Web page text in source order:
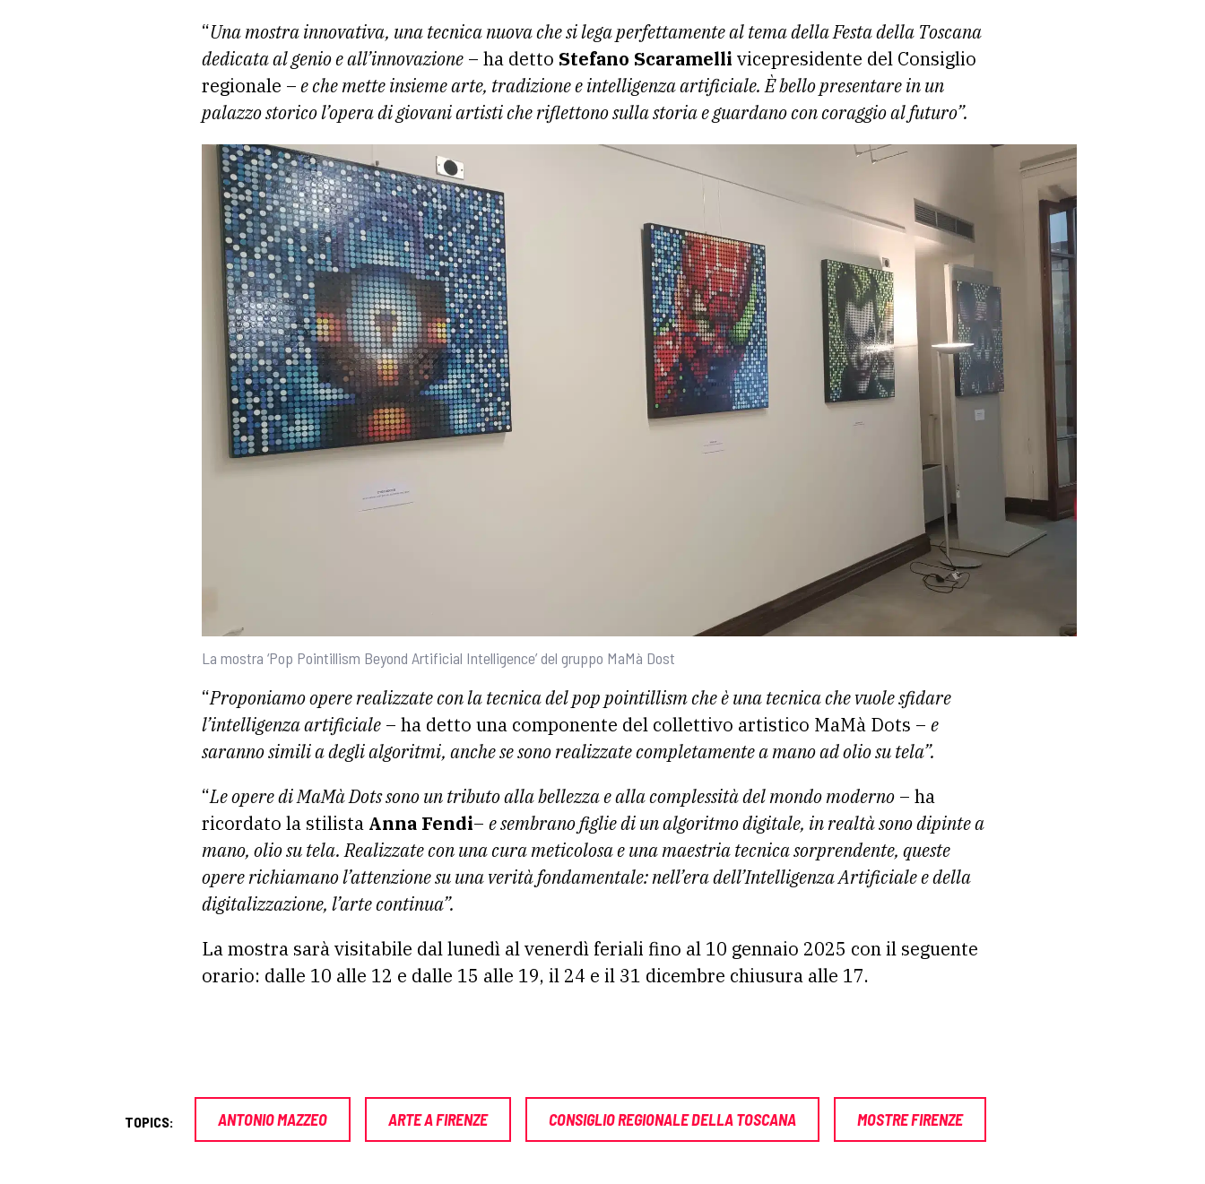
“Una mostra innovativa, una tecnica nuova che si lega perfettamente al tema della Festa della Toscana
dedicata al genio e all’innovazione – ha detto Stefano Scaramelli vicepresidente del Consiglio
regionale –e che mette insieme arte, tradizione e intelligenza artificiale. È bello presentare in un
palazzo storico l’opera di giovani artisti che riflettono sulla storia e guardano con coraggio al futuro”.
La mostra ‘Pop Pointillism Beyond Artificial Intelligence’ del gruppo MaMà Dost
“Proponiamo opere realizzate con la tecnica del pop pointillism che è una tecnica che vuole sfidare
l’intelligenza artificiale – ha detto una componente del collettivo artistico MaMà Dots – e
saranno simili a degli algoritmi, anche se sono realizzate completamente a mano ad olio su tela”.
“Le opere di MaMà Dots sono un tributo alla bellezza e alla complessità del mondo moderno – ha
ricordato la stilista Anna Fendi– e sembrano figlie di un algoritmo digitale, in realtà sono dipinte a
mano, olio su tela. Realizzate con una cura meticolosa e una maestria tecnica sorprendente, queste
opere richiamano l’attenzione su una verità fondamentale: nell’era dell’Intelligenza Artificiale e della
digitalizzazione, l’arte continua”.
La mostra sarà visitabile dal lunedì al venerdì feriali fino al 10 gennaio 2025 con il seguente
orario: dalle 10 alle 12 e dalle 15 alle 19, il 24 e il 31 dicembre chiusura alle 17.
TOPICS: ANTONIO MAZZEO ARTE A FIRENZE CONSIGLIO REGIONALE DELLA TOSCANA MOSTRE FIRENZE